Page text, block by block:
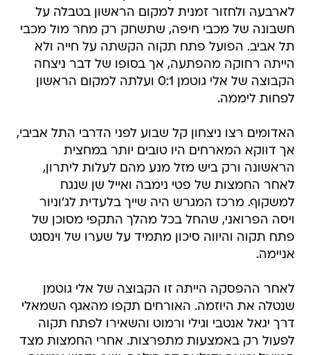
לארבעה ולחזור זמנית למקום הראשון בטבלה על
חשבונה של מכבי חיפה, שתשחק רק מחר מול מכבי
תל אביב. הפועל פתח תקוה הקשתה על חייה ולא
הייתה רחוקה מהפתעה, אך בסופו של דבר ניצחה
הקבוצה של אלי גוטמן 0:1 ועלתה למקום הראשון
לפחות ליממה.
האדומים רצו ניצחון קל שבוע לפני הדרבי התל אביבי,
אך דווקא המארחים היו טובים יותר במחצית
הראשונה ורק ביש מזל מנע מהם לעלות ליתרון,
לאחר החמצות של פטי נימבה ואייל שן שנגח
למשקוף. מרכז המגרש היה שייך בלעדית לג'וניור
ויסה הפרואני, שהחל בכל מהלך התקפי מסוכן של
פתח תקוה והיווה סיכון מתמיד על שערו של וינסנט
אניימה.
לאחר ההפסקה הייתה זו הקבוצה של אלי גוטמן
שנטלה את היוזמה. האורחים תקפו מהאגף השמאלי
דרך יגאל אנטבי וגילי ורמוט והשאירו לפתח תקוה
לפעול רק באמצעות מתפרצות. אחרי החמצות מצד